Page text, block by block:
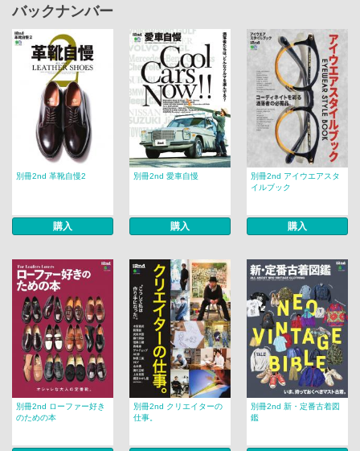
バックナンバー
別冊2nd 革靴自慢2
購入
別冊2nd 愛車自慢
購入
別冊2nd アイウエアスタ
イルブック
購入
別冊2nd ローファー好き
のための本
別冊2nd クリエイターの
仕事。
別冊2nd 新・定番古着図
鑑